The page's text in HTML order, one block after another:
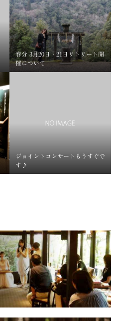
春分 3月20日・21日リトリート開
催について
ジョイントコンサートもうすぐで
す♪